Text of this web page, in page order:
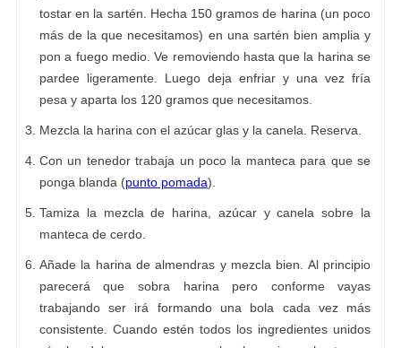
tostar en la sartén. Hecha 150 gramos de harina (un poco
más de la que necesitamos) en una sartén bien amplia y
pon a fuego medio. Ve removiendo hasta que la harina se
pardee ligeramente. Luego deja enfriar y una vez fría
pesa y aparta los 120 gramos que necesitamos.
Mezcla la harina con el azúcar glas y la canela. Reserva.
Con un tenedor trabaja un poco la manteca para que se
ponga blanda (punto pomada).
Tamiza la mezcla de harina, azúcar y canela sobre la
manteca de cerdo.
Añade la harina de almendras y mezcla bien. Al principio
parecerá que sobra harina pero conforme vayas
trabajando ser irá formando una bola cada vez más
consistente. Cuando estén todos los ingredientes unidos